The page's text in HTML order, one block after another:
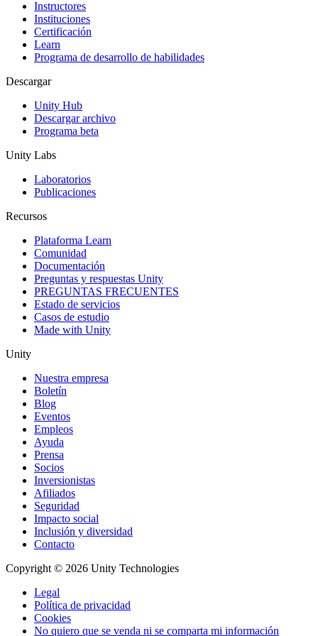
Juegos XR
Lanza juegos XR en múltiples plataformas
Juegos multijugador
Instructores
Instituciones
Certificación
Learn
Programa de desarrollo de habilidades
Descargar
Unity Hub
Descargar archivo
Programa beta
Unity Labs
Laboratorios
Publicaciones
Recursos
Plataforma Learn
Comunidad
Documentación
Preguntas y respuestas Unity
PREGUNTAS FRECUENTES
Estado de servicios
Casos de estudio
Made with Unity
Unity
Nuestra empresa
Boletín
Blog
Eventos
Empleos
Ayuda
Prensa
Socios
Inversionistas
Afiliados
Seguridad
Impacto social
Inclusión y diversidad
Contacto
Copyright © 2026 Unity Technologies
Legal
Política de privacidad
Cookies
No quiero que se venda ni se comparta mi información